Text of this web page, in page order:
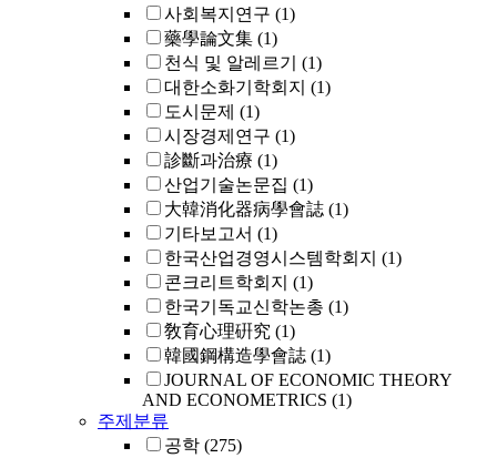
사회복지연구 (1)
藥學論文集 (1)
천식 및 알레르기
(1)
대한소화기학회지 (1)
도시문제 (1)
시장경제연구 (1)
診斷과治療 (1)
산업기술논문집 (1)
大韓消化器病學會誌 (1)
기타보고서 (1)
한국산업경영시스템학회지 (1)
콘크리트학회지 (1)
한국기독교신학논총 (1)
敎育心理硏究 (1)
韓國鋼構造學會誌 (1)
JOURNAL OF ECONOMIC THEORY
AND ECONOMETRICS (1)
주제분류
공학 (275)